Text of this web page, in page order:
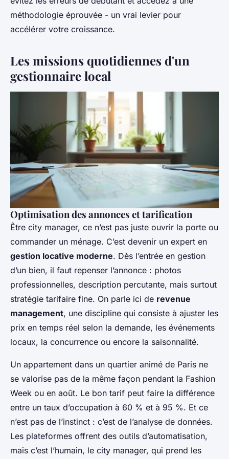
méthodologie éprouvée - un vrai levier pour
accélérer votre croissance.
Les missions quotidiennes d'un
gestionnaire local
Optimisation des annonces et tarification
Être city manager, ce n’est pas juste ouvrir la porte ou
commander un ménage. C’est devenir un expert en
gestion locative moderne. Dès l’entrée en gestion
d’un bien, il faut repenser l’annonce : photos
professionnelles, description percutante, mais surtout
stratégie tarifaire fine. On parle ici de revenue
management, une discipline qui consiste à ajuster les
prix en temps réel selon la demande, les événements
locaux, la concurrence ou encore la saisonnalité.
Un appartement dans un quartier animé de Paris ne
se valorise pas de la même façon pendant la Fashion
Week ou en août. Le bon tarif peut faire la différence
entre un taux d’occupation à 60 % et à 95 %. Et ce
n’est pas de l’instinct : c’est de l’analyse de données.
Les plateformes offrent des outils d’automatisation,
mais c’est l’humain, le city manager, qui prend les